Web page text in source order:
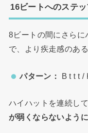
16ビートへのステ
8ビートの間にさらに
で、より疾走感のあ
パターン： B t t t /
ハイハットを連続して
が弱くならないよう